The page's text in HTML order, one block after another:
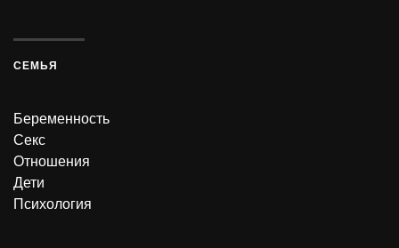
СЕМЬЯ
Беременность
Секс
Отношения
Дети
Психология